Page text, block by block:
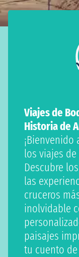
Viajes de
Historia de
los viajes
Descubre
las
cruceros
inolvidable
paisajes
tu cuento